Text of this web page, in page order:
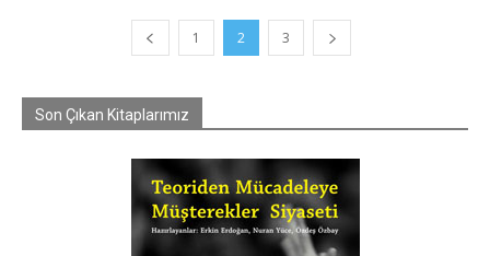
1 2 3
Son Çıkan Kitaplarımız